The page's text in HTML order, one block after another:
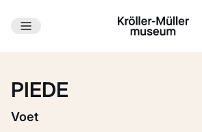
Ga naar hoofdinhoud
PIEDE
Voet